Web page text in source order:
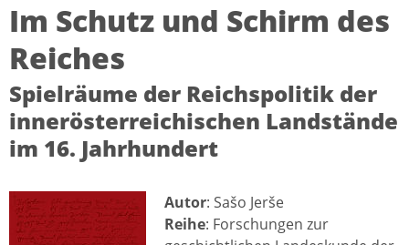
Im Schutz und Schirm des
Reiches
Spielräume der Reichspolitik der
innerösterreichischen Landstände
im 16. Jahrhundert
Autor: Sašo Jerše
Reihe: Forschungen zur